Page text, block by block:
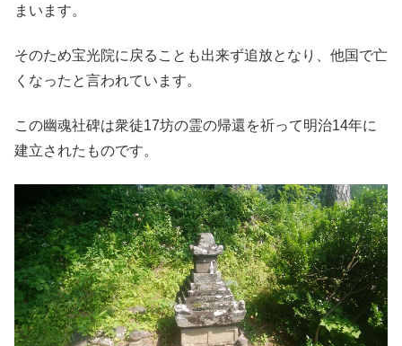
まいます。
そのため宝光院に戻ることも出来ず追放となり、他国で亡
くなったと言われています。
この幽魂社碑は衆徒17坊の霊の帰還を祈って明治14年に
建立されたものです。